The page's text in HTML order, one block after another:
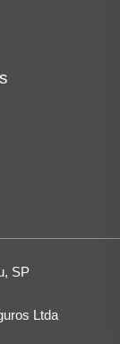
SP
Ltda